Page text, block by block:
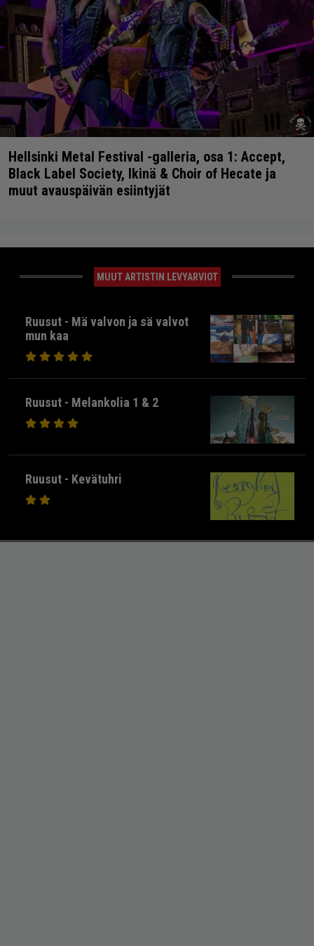
Hellsinki Metal Festival -galleria, osa 1: Accept,
Black Label Society, Ikinä & Choir of Hecate ja
muut avauspäivän esiintyjät
MUUT ARTISTIN LEVYARVIOT
Ruusut - Mä valvon ja sä valvot
mun kaa
Ruusut - Melankolia 1 & 2
Ruusut - Kevätuhri